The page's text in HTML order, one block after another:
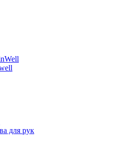
для рук